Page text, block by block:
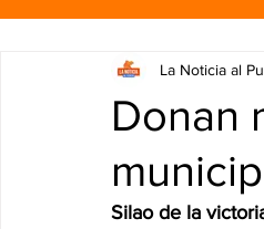
Donan
La Noticia al
Silao de la